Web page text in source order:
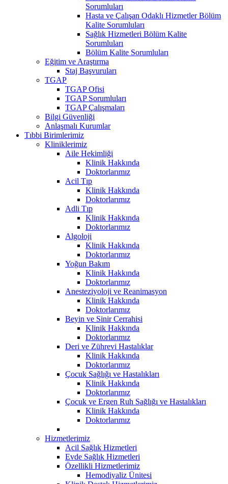
Sorumluları
Hasta ve Çalışan Odaklı Hizmetler Bölüm
Kalite Sorumluları
Sağlık Hizmetleri Bölüm Kalite
Sorumluları
Bölüm Kalite Sorumluları
Eğitim ve Araştırma
Staj Başvuruları
TGAP
TGAP Ofisi
TGAP Sorumluları
TGAP Çalışmaları
Bilgi Güvenliği
Anlaşmalı Kurumlar
Tıbbi Birimlerimiz
Kliniklerimiz
Aile Hekimliği
Klinik Hakkında
Doktorlarımız
Acil Tıp
Klinik Hakkında
Doktorlarımız
Adli Tıp
Klinik Hakkında
Doktorlarımız
Algoloji
Klinik Hakkında
Doktorlarımız
Yoğun Bakım
Klinik Hakkında
Doktorlarımız
Anesteziyoloji ve Reanimasyon
Klinik Hakkında
Doktorlarımız
Beyin ve Sinir Cerrahisi
Klinik Hakkında
Doktorlarımız
Deri ve Zührevi Hastalıklar
Klinik Hakkında
Doktorlarımız
Çocuk Sağlığı ve Hastalıkları
Klinik Hakkında
Doktorlarımız
Çocuk ve Ergen Ruh Sağlığı ve Hastalıkları
Klinik Hakkında
Doktorlarımız
Hizmetlerimiz
Acil Sağlık Hizmetleri
Evde Sağlık Hizmetleri
Özellikli Hizmetlerimiz
Hemodiyaliz Ünitesi